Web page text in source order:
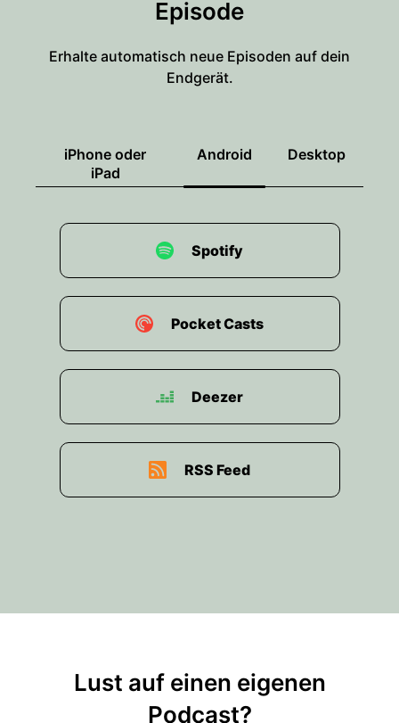
Episode
Erhalte automatisch neue Episoden auf dein
Endgerät.
iPhone oder
iPad
Android Desktop
Spotify
Pocket Casts
Deezer
RSS Feed
Lust auf einen eigenen
Podcast?